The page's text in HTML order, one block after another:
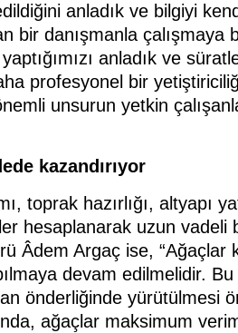
anladık ve bilgiyi
bir danışmanla çalışmaya
anladık ve
profesyonel bir
unsurun yetkin
kazandırıyor
toprak hazırlığı, altyapı
hesaplanarak uzun
Âdem Argaç ise, “Ağaçlar
devam edilmelidir.
önderliğinde yürütülmesi
ağaçlar maksimum